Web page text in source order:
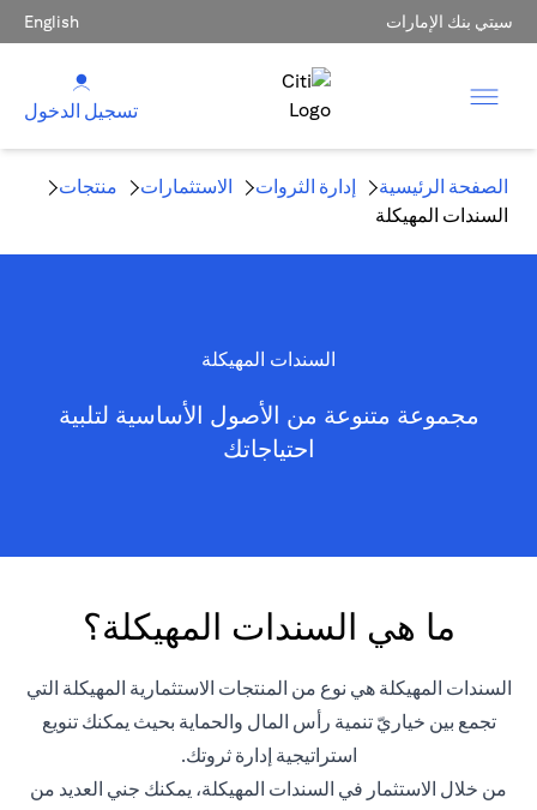
سيتي بنك الإمارات English
تسجيل الدخول
الصفحة الرئيسية إدارة الثروات الاستثمارات
منتجات
السندات المهيكلة
السندات المهيكلة
مجموعة متنوعة من الأصول الأساسية لتلبية
احتياجاتك
ما هي السندات المهيكلة؟
السندات المهيكلة هي نوع من المنتجات الاستثمارية المهيكلة التي
تجمع بين خياريّ تنمية رأس المال والحماية بحيث يمكنك تنويع
استراتيجية إدارة ثروتك.
من خلال الاستثمار في السندات المهيكلة، يمكنك جني العديد من